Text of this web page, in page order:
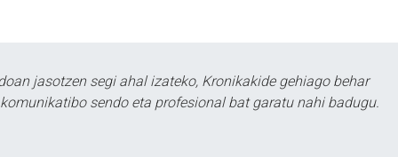
jasotzen segi ahal izateko, Kronikakide gehiago behar
sendo eta profesional bat garatu nahi badugu.